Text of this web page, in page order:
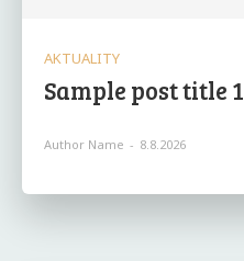
AKTUALITY
Sample post title 1
Author Name - 8.8.2026